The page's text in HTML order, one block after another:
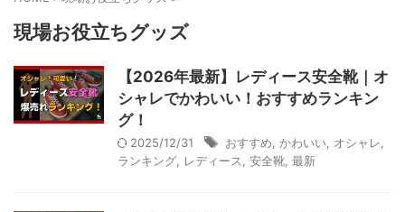
現場お役立ちグッズ
【2026年最新】レディース安全靴｜オ
シャレでかわいい！おすすめランキン
グ！
2025/12/31 おすすめ, かわいい, オシャレ,
ランキング, レディース, 安全靴, 最新